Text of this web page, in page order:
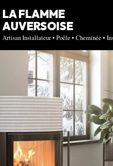
LA FLAMME
AUVERSOISE
Artisan Installateur • Poêle • Cheminée •